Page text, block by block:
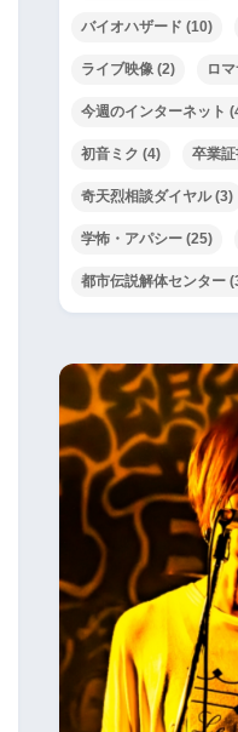
バイオハザード (10)
ライブ映像 (2) ロ
今週のインターネット
初音ミク (4) 卒業
奇天烈相談ダイヤル(3)
学怖・アパシー (25)
都市伝説解体センター